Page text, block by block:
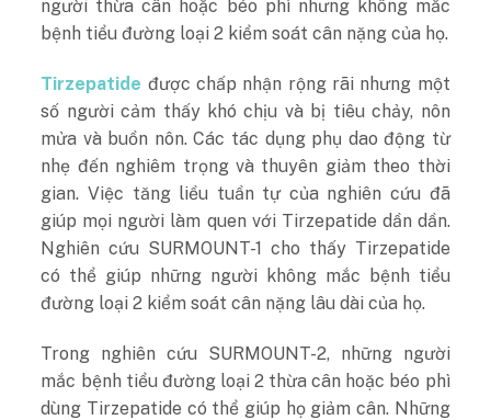
người thừa cân hoặc béo phì nhưng không mắc
bệnh tiểu đường loại 2 kiểm soát cân nặng của họ.
Tirzepatide được chấp nhận rộng rãi nhưng một
số người cảm thấy khó chịu và bị tiêu chảy, nôn
mửa và buồn nôn. Các tác dụng phụ dao động từ
nhẹ đến nghiêm trọng và thuyên giảm theo thời
gian. Việc tăng liều tuần tự của nghiên cứu đã
giúp mọi người làm quen với Tirzepatide dần dần.
Nghiên cứu SURMOUNT-1 cho thấy Tirzepatide
có thể giúp những người không mắc bệnh tiểu
đường loại 2 kiểm soát cân nặng lâu dài của họ.
Trong nghiên cứu SURMOUNT-2, những người
mắc bệnh tiểu đường loại 2 thừa cân hoặc béo phì
dùng Tirzepatide có thể giúp họ giảm cân. Những